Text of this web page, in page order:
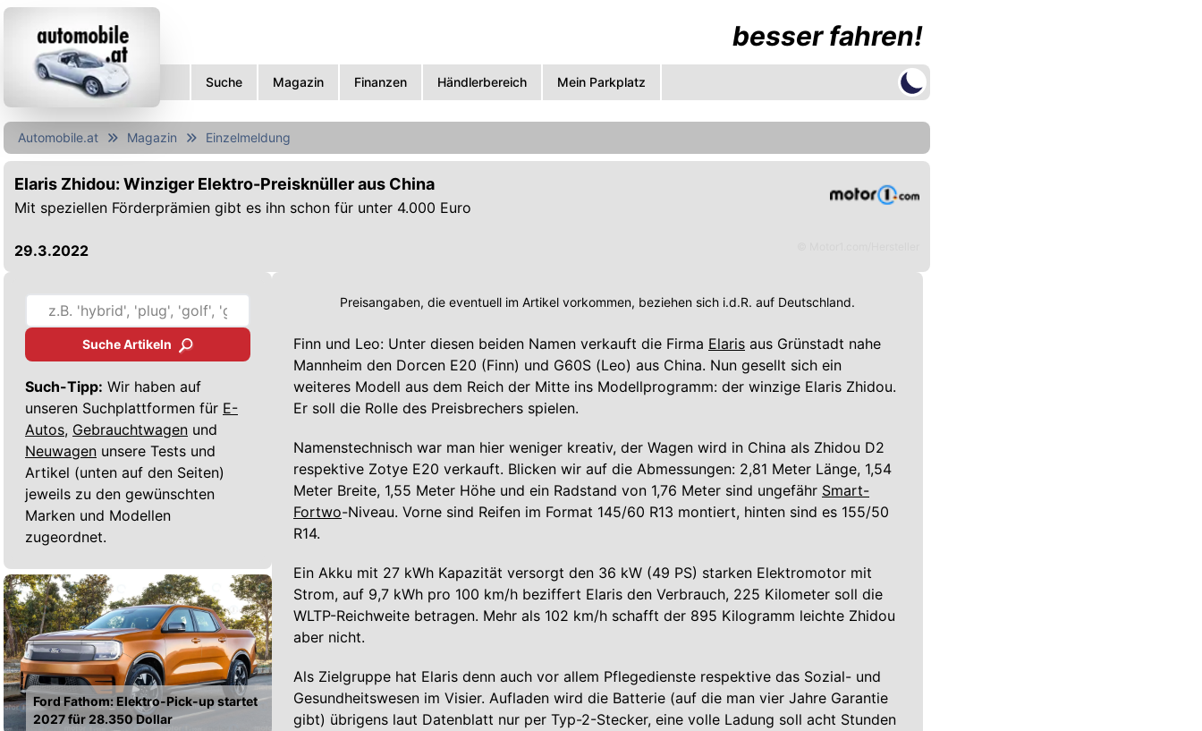
besser fahren!
Suche Magazin Finanzen Händlerbereich Mein Parkplatz
Automobile.at Magazin Einzelmeldung
Elaris Zhidou: Winziger Elektro-Preisknüller aus China
Mit speziellen Förderprämien gibt es ihn schon für unter 4.000 Euro
29.3.2022
Suche Artikeln
Such-Tipp: Wir haben auf
unseren Suchplattformen für E-
Autos, Gebrauchtwagen und
Neuwagen unsere Tests und
Artikel (unten auf den Seiten)
jeweils zu den gewünschten
Marken und Modellen
zugeordnet.
Ford Fathom: Elektro-Pick-up startet
2027 für 28.350 Dollar
Preisangaben, die eventuell im Artikel vorkommen, beziehen sich i.d.R. auf Deutschland.
Finn und Leo: Unter diesen beiden Namen verkauft die Firma Elaris aus Grünstadt nahe
Mannheim den Dorcen E20 (Finn) und G60S (Leo) aus China. Nun gesellt sich ein
weiteres Modell aus dem Reich der Mitte ins Modellprogramm: der winzige Elaris Zhidou.
Er soll die Rolle des Preisbrechers spielen.
Namenstechnisch war man hier weniger kreativ, der Wagen wird in China als Zhidou D2
respektive Zotye E20 verkauft. Blicken wir auf die Abmessungen: 2,81 Meter Länge, 1,54
Meter Breite, 1,55 Meter Höhe und ein Radstand von 1,76 Meter sind ungefähr Smart-
Fortwo-Niveau. Vorne sind Reifen im Format 145/60 R13 montiert, hinten sind es 155/50
R14.
Ein Akku mit 27 kWh Kapazität versorgt den 36 kW (49 PS) starken Elektromotor mit
Strom, auf 9,7 kWh pro 100 km/h beziffert Elaris den Verbrauch, 225 Kilometer soll die
WLTP-Reichweite betragen. Mehr als 102 km/h schafft der 895 Kilogramm leichte Zhidou
aber nicht.
Als Zielgruppe hat Elaris denn auch vor allem Pflegedienste respektive das Sozial- und
Gesundheitswesen im Visier. Aufladen wird die Batterie (auf die man vier Jahre Garantie
gibt) übrigens laut Datenblatt nur per Typ-2-Stecker, eine volle Ladung soll acht Stunden